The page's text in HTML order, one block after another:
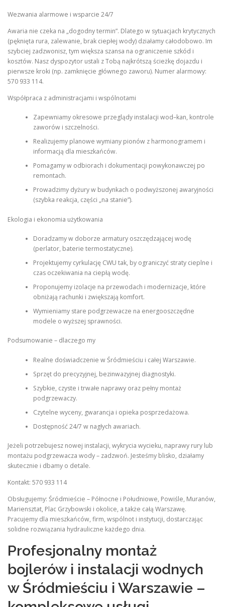
Wezwania alarmowe i wsparcie 24/7
Awaria nie czeka na „dogodny termin”. Dlatego w sytuacjach krytycznych
(pęknięta rura, zalewanie, brak ciepłej wody) działamy całodobowo. Im
szybciej zadzwonisz, tym większa szansa na ograniczenie szkód i
kosztów. Nasz dyspozytor ustali z Tobą najkrótszą ścieżkę dojazdu i
pierwsze kroki (np. zamknięcie głównego zaworu). Numer alarmowy:
570 933 114.
Współpraca z administracjami i wspólnotami
Zapewniamy okresowe przeglądy instalacji wod–kan, kontrole
zaworów i szczelności.
Realizujemy planowe wymiany pionów z harmonogramem i
informacją dla mieszkańców.
Pomagamy w odbiorach i dokumentacji powykonawczej po
remontach.
Prowadzimy dyżury w budynkach o podwyższonej awaryjności
(szybka reakcja, części „na stanie”).
Ekologia i ekonomia użytkowania
Doradzamy w doborze armatury oszczędzającej wodę
(perlator, baterie termostatyczne).
Projektujemy cyrkulację CWU tak, by ograniczyć straty cieplne i
czas oczekiwania na ciepłą wodę.
Proponujemy izolacje na przewodach i modernizacje, które
obniżają rachunki i zwiększają komfort.
Wymieniamy stare podgrzewacze na energooszczędne
modele o wyższej sprawności.
Podsumowanie – dlaczego my
Realne doświadczenie w Śródmieściu i całej Warszawie.
Sprzęt do precyzyjnej, bezinwazyjnej diagnostyki.
Szybkie, czyste i trwałe naprawy oraz pełny montaż
podgrzewaczy.
Czytelne wyceny, gwarancja i opieka posprzedażowa.
Dostępność 24/7 w nagłych awariach.
Jeżeli potrzebujesz nowej instalacji, wykrycia wycieku, naprawy rury lub
montażu podgrzewacza wody – zadzwoń. Jesteśmy blisko, działamy
skutecznie i dbamy o detale.
Kontakt: 570 933 114
Obsługujemy: Śródmieście – Północne i Południowe, Powiśle, Muranów,
Mariensztat, Plac Grzybowski i okolice, a także całą Warszawę.
Pracujemy dla mieszkańców, firm, wspólnot i instytucji, dostarczając
solidne rozwiązania hydrauliczne każdego dnia.
Profesjonalny montaż
bojlerów i instalacji wodnych
w Śródmieściu i Warszawie –